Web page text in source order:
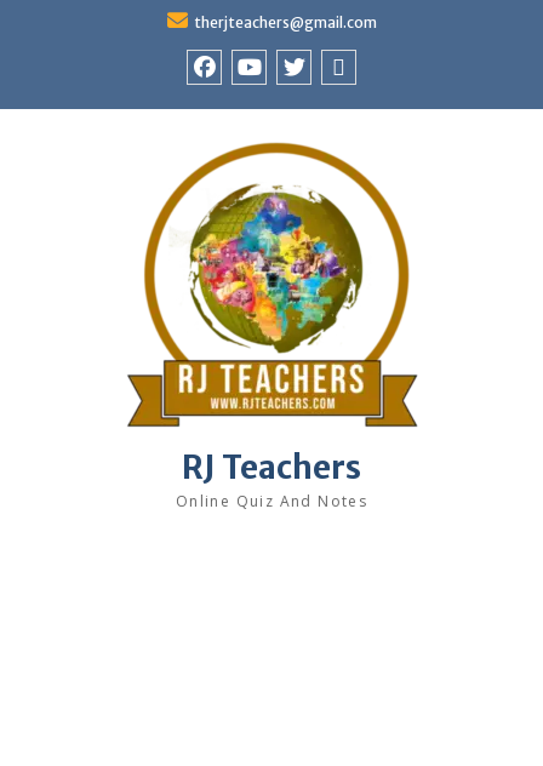
therjteachers@gmail.com
RJ Teachers
Online Quiz And Notes